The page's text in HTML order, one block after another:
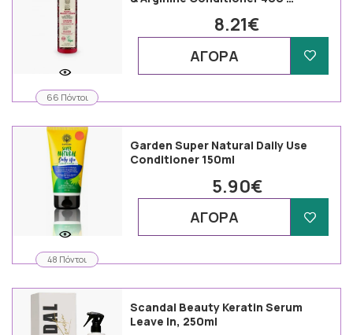
66 Πόντοι
8.21€
ΑΓΟΡΑ
48 Πόντοι
Garden Super Natural Daily Use
Conditioner 150ml
5.90€
ΑΓΟΡΑ
Scandal Beauty Keratin Serum
Leave In, 250ml